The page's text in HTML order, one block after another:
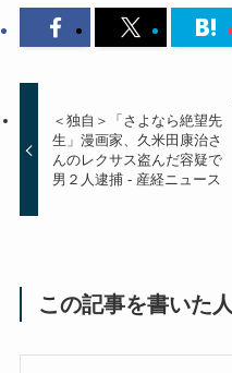
＜独自＞「さよなら絶望先
生」漫画家、久米田康治さ
んのレクサス盗んだ容疑で
男２人逮捕 - 産経ニュース
この記事を書いた人